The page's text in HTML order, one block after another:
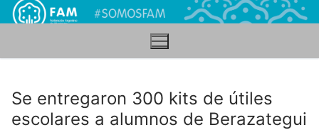
al
Se entregaron 300 kits de útiles
escolares a alumnos de Berazategui